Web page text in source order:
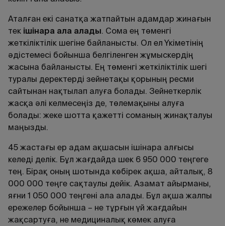
Аталған екі санатқа жатпайтын адамдар жинағын
тек ішінара ала алады. Сома ең төменгі
жеткіліктілік шегіне байланысты. Ол ел Үкіметінің
әдістемесі бойынша белгіленген жұмыскердің
жасына байланысты. Ең төменгі жеткіліктілік шегі
туралы деректерді зейнетақы қорының ресми
сайтынан нақтылап алуға болады. Зейнеткерлік
жасқа әлі келмесеңіз де, төлемақыны алуға
болады: жеке шотта қажетті соманың жинақталуы
маңызды.
45 жастағы ер адам ақшасын ішінара алғысы
келеді делік. Бұл жағдайда шек 6 950 000 теңгеге
тең. Бірақ оның шотында көбірек ақша, айталық, 8
000 000 теңге сақтаулы дейік. Азамат айырманы,
яғни 1 050 000 теңгені ала алады. Бұл ақша жалпы
ережелер бойынша – не тұрғын үй жағдайын
жақсартуға, не медициналық көмек алуға